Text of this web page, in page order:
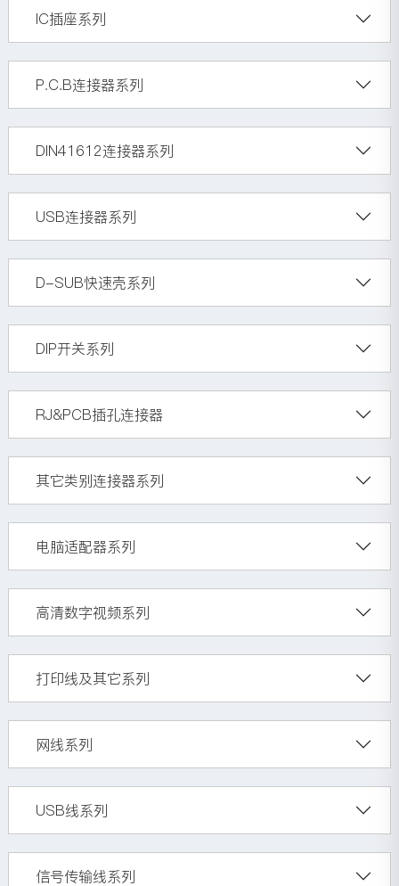
IC插座系列
P.C.B连接器系列
DIN41612连接器系列
USB连接器系列
D-SUB快速壳系列
DIP开关系列
RJ&PCB插孔连接器
其它类别连接器系列
电脑适配器系列
高清数字视频系列
打印线及其它系列
网线系列
USB线系列
信号传输线系列